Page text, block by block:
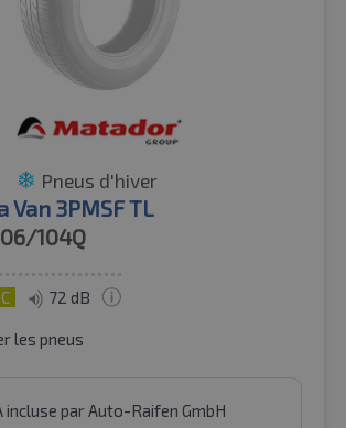
Pneus d'hiver
Van 3PMSF TL
104Q
C 72 dB
les pneus
incluse par Auto-Raifen GmbH